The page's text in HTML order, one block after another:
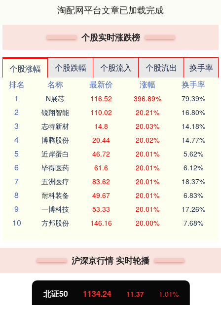
淘配网平台文章已加载完成
个股实时涨跌榜
个股涨幅 个股跌幅 个股流入 个股流出
换手率
排名
名称 最新价 涨幅
换手率
1
N展芯 116.52 396.89% 79.39%
2 锐翔智能 110.02 20.21% 16.80%
3 志特新材 14.8 20.03% 14.18%
4 博腾股份 20.44 20.02% 14.77%
5 近岸蛋白 46.72 20.01% 5.62%
6 毕得医药 61.6 20.01% 6.12%
7 五洲医疗 83.62 20.01% 18.37%
8 耐科装备 49.67 20.01% 6.83%
9 一博科技 53.33 20.01% 17.26%
10 方邦股份 146.16 20.00% 7.68%
沪深京行情 实时轮播
北证50 1134.24 11.37 1.01%